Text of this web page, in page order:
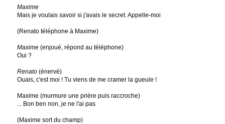
Maxime
Mais je voulais savoir si j'avais le secret. Appelle-moi
(Renato téléphone à Maxime)
Maxime (enjoué, répond au téléphone)
Oui ?
Renato (énervé)
Ouais, c'est moi ! Tu viens de me cramer la gueule !
Maxime (murmure une prière puis raccroche)
... Bon ben non, je ne l'ai pas
(Maxime sort du champ)